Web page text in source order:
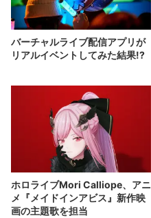
バーチャルライブ配信アプリが
リアルイベントしてみた結果!?
ホロライブMori Calliope、アニ
メ『メイドインアビス』新作映
画の主題歌を担当